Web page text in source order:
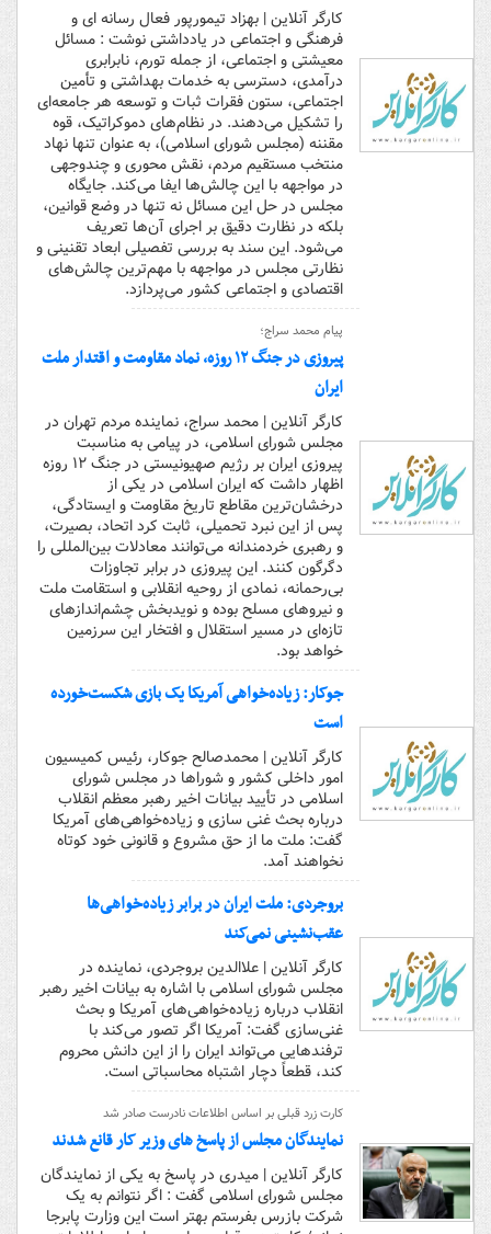
کارگر آنلاین | بهزاد تیمورپور فعال رسانه ای و
فرهنگی و اجتماعی در یادداشتی نوشت : مسائل
معیشتی و اجتماعی، از جمله تورم، نابرابری
درآمدی، دسترسی به خدمات بهداشتی و تأمین
اجتماعی، ستون فقرات ثبات و توسعه هر جامعه‌ای
را تشکیل می‌دهند. در نظام‌های دموکراتیک، قوه
مقننه (مجلس شورای اسلامی)، به عنوان تنها نهاد
منتخب مستقیم مردم، نقش محوری و چندوجهی
در مواجهه با این چالش‌ها ایفا می‌کند. جایگاه
مجلس در حل این مسائل نه تنها در وضع قوانین،
بلکه در نظارت دقیق بر اجرای آن‌ها تعریف
می‌شود. این سند به بررسی تفصیلی ابعاد تقنینی و
نظارتی مجلس در مواجهه با مهم‌ترین چالش‌های
اقتصادی و اجتماعی کشور می‌پردازد.
پیام محمد سراج؛
پیروزی در جنگ ۱۲ روزه، نماد مقاومت و اقتدار ملت
ایران
کارگر آنلاین | محمد سراج، نماینده مردم تهران در
مجلس شورای اسلامی، در پیامی به مناسبت
پیروزی ایران بر رژیم صهیونیستی در جنگ ۱۲ روزه
اظهار داشت که ایران اسلامی در یکی از
درخشان‌ترین مقاطع تاریخ مقاومت و ایستادگی،
پس از این نبرد تحمیلی، ثابت کرد اتحاد، بصیرت،
و رهبری خردمندانه می‌توانند معادلات بین‌المللی را
دگرگون کنند. این پیروزی در برابر تجاوزات
بی‌رحمانه، نمادی از روحیه انقلابی و استقامت ملت
و نیروهای مسلح بوده و نویدبخش چشم‌اندازهای
تازه‌ای در مسیر استقلال و افتخار این سرزمین
خواهد بود.
جوکار: زیاده‌خواهی آمریکا یک بازی شکست‌خورده
است
کارگر آنلاین | محمدصالح جوکار، رئیس کمیسیون
امور داخلی کشور و شوراها در مجلس شورای
اسلامی در تأیید بیانات اخیر رهبر معظم انقلاب
درباره بحث غنی سازی و زیاده‌خواهی‌های آمریکا
گفت: ملت ما از حق مشروع و قانونی خود کوتاه
نخواهند آمد.
بروجردی: ملت ایران در برابر زیاده‌خواهی‌ها
عقب‌نشینی نمی‌کند
کارگر آنلاین | علاالدین بروجردی، نماینده در
مجلس شورای اسلامی با اشاره به بیانات اخیر رهبر
انقلاب درباره زیاده‌خواهی‌های آمریکا و بحث
غنی‌سازی گفت: آمریکا اگر تصور می‌کند با
ترفندهایی می‌تواند ایران را از این دانش محروم
کند، قطعاً دچار اشتباه محاسباتی است.
کارت زرد قبلی بر اساس اطلاعات نادرست صادر شد
نمایندگان مجلس از پاسخ های وزیر کار قانع شدند
کارگر آنلاین | میدری در پاسخ به یکی از نمایندگان
مجلس شورای اسلامی گفت : اگر نتوانم به یک
شرکت بازرس بفرستم بهتر است این وزارت پابرجا